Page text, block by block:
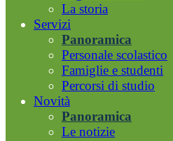
La storia
Servizi
Panoramica
Personale scolastico
Famiglie e studenti
Percorsi di studio
Novità
Panoramica
Le notizie